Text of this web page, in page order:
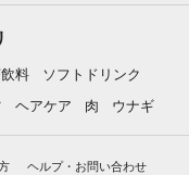
料
ソフトドリンク
ヘアケア 肉 ウナギ
ヘルプ・お問い合わせ